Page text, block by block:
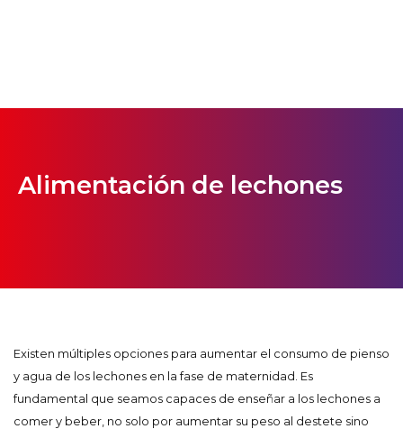
Alimentación de lechones
Existen múltiples opciones para aumentar el consumo de pienso
y agua de los lechones en la fase de maternidad. Es
fundamental que seamos capaces de enseñar a los lechones a
comer y beber, no solo por aumentar su peso al destete sino